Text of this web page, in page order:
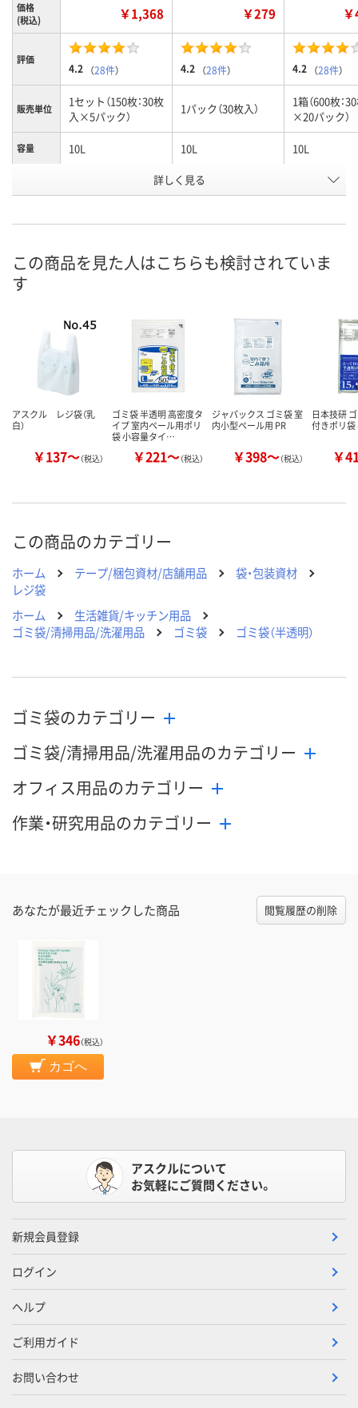
価格
(税込)
￥1,368 ￥279
評価
4.2 （28件） 4.2 （28件） 4.2 （28件）
販売単位
1セット（150枚：30枚
入×5パック）
1パック（30枚入）
1箱（600枚：
×20パック）
容量 10L 10L 10L
J295505 J308775
8月10日（月）
カゴへ カ
詳しく見る
この商品を見た人はこちらも検討されていま
す
アスクル レジ袋（乳
白）
￥137～（税込）
ゴミ袋 半透明 高密度タ
イプ 室内ペール用ポリ
袋 小容量タイ…
￥221～（税込）
ジャパックス ゴミ袋 室
内小型ペール用 PR
￥398～（税込）
日本技研
付きポリ袋
￥
この商品のカテゴリー
ホーム テープ/梱包資材/店舗用品
袋・包装資材
レジ袋
ホーム
生活雑貨/キッチン用品
ゴミ袋/清掃用品/洗濯用品
ゴミ袋 ゴミ袋（半透明）
ゴミ袋のカテゴリー
ゴミ袋/清掃用品/洗濯用品のカテゴリー
オフィス用品のカテゴリー
作業・研究用品のカテゴリー
あなたが最近チェックした商品 閲覧履歴の削除
￥346（税込）
カゴへ
アスクルについて
お気軽にご質問ください。
新規会員登録
ログイン
ヘルプ
ご利用ガイド
お問い合わせ